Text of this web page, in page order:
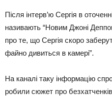
Після інтерв’ю Сергія в
називають “Новим Джоні
про те, що Сергія скоро
файно дивиться в камері”.
На каналі таку інформацію
робили сюжет про